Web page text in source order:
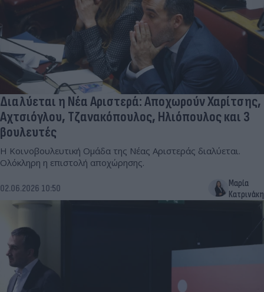
Διαλύεται η Νέα Αριστερά: Αποχωρούν Χαρίτσης,
Αχτσιόγλου, Τζανακόπουλος, Ηλιόπουλος και 3
βουλευτές
Η Κοινοβουλευτική Ομάδα της Νέας Αριστεράς διαλύεται.
Ολόκληρη η επιστολή αποχώρησης.
02.06.2026 10:50
Μαρία
Κατρινάκη